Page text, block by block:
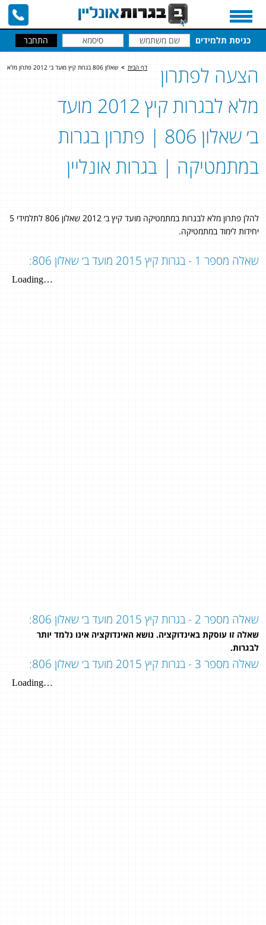
כניסת תלמידים
דף הבית > שאלון 806 בגרות קיץ מועד ב׳ 2012 פתרון מלא
הצעה לפתרון
מלא לבגרות קיץ 2012 מועד
ב׳ שאלון 806 | פתרון בגרות
במתמטיקה | בגרות אונליין
להלן פתרון מלא לבגרות במתמטיקה מועד קיץ ב׳ 2012 שאלון 806 לתלמידי 5
יחידות לימוד במתמטיקה.
שאלה מספר 1 - בגרות קיץ 2015 מועד ב׳ שאלון 806:
שאלה מספר 2 - בגרות קיץ 2015 מועד ב׳ שאלון 806:
שאלה זו עוסקת באינדוקציה. נושא האינדוקציה אינו נלמד יותר
לבגרות.
שאלה מספר 3 - בגרות קיץ 2015 מועד ב׳ שאלון 806: